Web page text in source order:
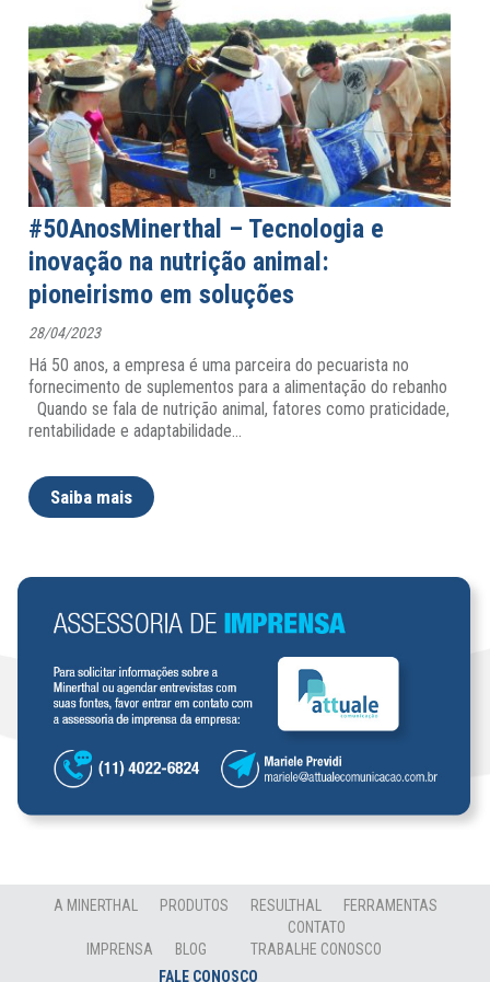
#50AnosMinerthal – Tecnologia e
inovação na nutrição animal:
pioneirismo em soluções
28/04/2023
Há 50 anos, a empresa é uma parceira do pecuarista no
fornecimento de suplementos para a alimentação do rebanho
Quando se fala de nutrição animal, fatores como praticidade,
rentabilidade e adaptabilidade…
Saiba mais
A MINERTHAL PRODUTOS RESULTHAL FERRAMENTAS
IMPRENSA BLOG
CONTATO
TRABALHE CONOSCO
FALE CONOSCO